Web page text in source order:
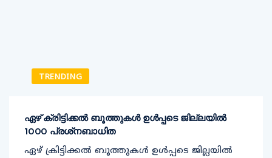
TRENDING
ഏഴ് ക്രിട്ടിക്കല്‍ ബൂത്തുകള്‍ ഉള്‍പ്പടെ ജില്ലയില്‍
1000 പ്രശ്‌നബാധിത
ഏഴ് ക്രിട്ടിക്കല്‍ ബൂത്തുകള്‍ ഉള്‍പ്പടെ ജില്ലയില്‍